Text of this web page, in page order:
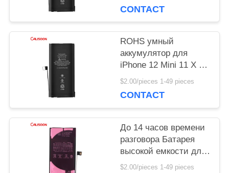
САЙТА
PRIVACY
POLICY
CONTACT
ROHS умный
аккумулятор для
iPhone 12 Mini 11 X Xr
Xs Max Замена
$2.00/pieces 1-49 pieces
CONTACT
До 14 часов времени
разговора Батарея
высокой емкости для
iPhone с
$2.00/pieces 1-49 pieces